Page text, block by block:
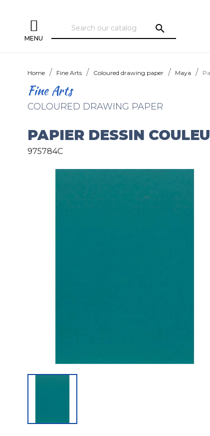
MENU
search
Home Fine Arts Coloured drawing paper Maya
Fine Arts
COLOURED DRAWING PAPER
PAPIER DESSIN
975784C